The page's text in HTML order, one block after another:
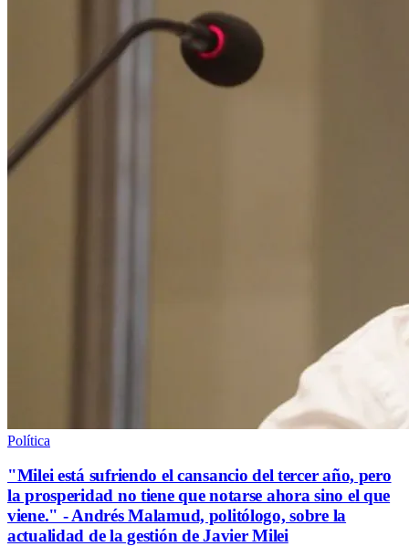
Política
"Milei está sufriendo el cansancio del tercer año, pero
la prosperidad no tiene que notarse ahora sino el que
viene." - Andrés Malamud, politólogo, sobre la
actualidad de la gestión de Javier Milei